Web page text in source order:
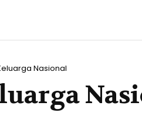
Nasional